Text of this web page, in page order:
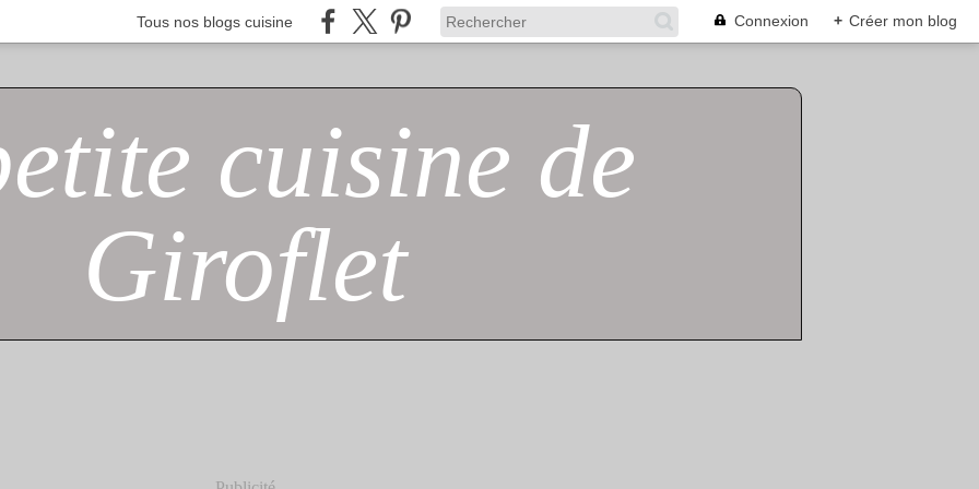
Tous nos blogs cuisine Connexion + Créer mon blog
cuisine de
Giroflet